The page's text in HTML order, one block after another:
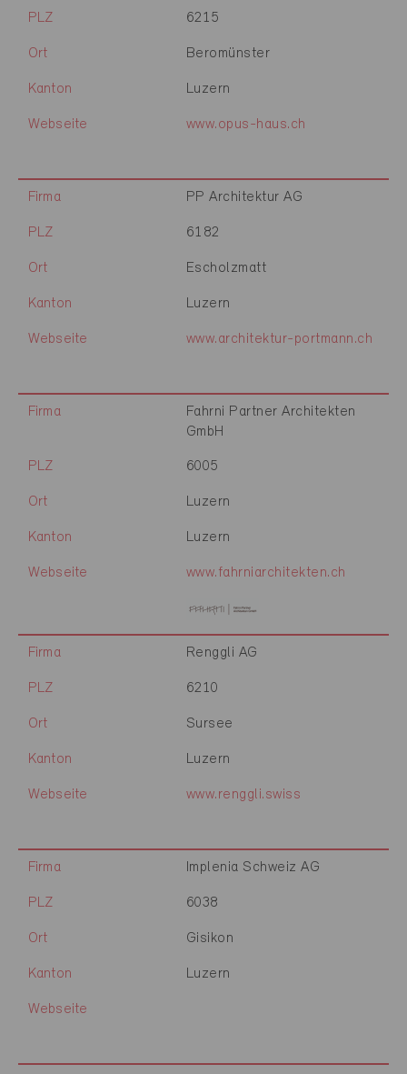
PLZ 6215
Ort Beromünster
Kanton Luzern
Webseite www.opus-haus.ch
Firma PP Architektur AG
PLZ 6182
Ort Escholzmatt
Kanton Luzern
Webseite www.architektur-portmann.ch
Firma
Fahrni Partner Architekten
GmbH
PLZ 6005
Ort Luzern
Kanton Luzern
Webseite www.fahrniarchitekten.ch
Firma Renggli AG
PLZ 6210
Ort Sursee
Kanton Luzern
Webseite www.renggli.swiss
Firma Implenia Schweiz AG
PLZ 6038
Ort Gisikon
Kanton Luzern
Webseite